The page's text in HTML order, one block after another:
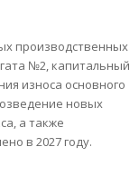
производственных
№2, капитальный
износа основного
новых
а также
в 2027 году.